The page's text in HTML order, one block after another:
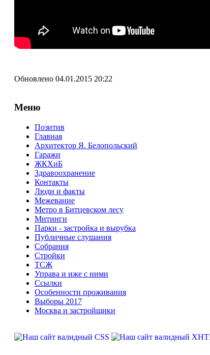
Обновлено 04.01.2015 20:22
Меню
Позитив
Главная
Архитектор Я. Белопольский
Гаражи
ЖКХиБ
Здравоохранение
Контакты
Люди и факты
Межевание
Метро в Битцевском лесу
Митинги
Парки - застройка и вырубка
Публичные слушания
Собрания
Стройки
ТСЖ
Управа и иже с ними
Ссылки
Особенности проживания
Выборы 2017
Москва и застройщики